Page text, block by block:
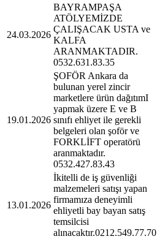
24.03.2026
BAYRAMPAŞA
ATÖLYEMİZDE
ÇALIŞACAK USTA ve
KALFA
ARANMAKTADIR.
0532.631.83.35
19.01.2026
ŞOFÖR Ankara da
bulunan yerel zincir
marketlere ürün dağıtımI
yapmak üzere E ve B
sınıfı ehliyet ile gerekli
belgeleri olan şoför ve
FORKLİFT operatörü
aranmaktadır.
0532.427.83.43
13.01.2026
İkitelli de iş güvenliği
malzemeleri satışı yapan
firmamıza deneyimli
ehliyetli bay bayan satış
temsilcisi
alınacaktır.0212.549.77.70